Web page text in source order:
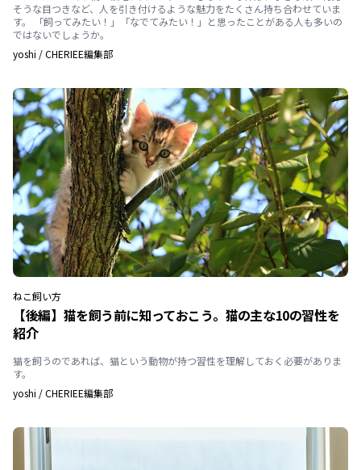
そうな目つきなど、人を引き付けるような魅力をたくさん持ち合わせていま
す。 「飼ってみたい！」「なでてみたい！」と思ったことがある人も多いの
ではないでしょうか。
yoshi /CHERIEE編集部
ねこ飼い方
【後編】猫を飼う前に知っておこう。猫の主な10の習性を
紹介
猫を飼うのであれば、猫という動物が持つ習性を理解しておく必要がありま
す。
yoshi /CHERIEE編集部